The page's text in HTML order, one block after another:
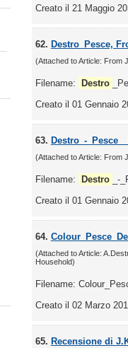
Creato il 21 Maggio
62. Destro_Pesce,
(Attached to Article: From
Filename: Destro
Creato il 01 Gennaio
63. Destro_-
(Attached to Article: From
Filename: Destro
_-
Creato il 01 Gennaio
64.
(Attached to Article:
Household)
Filename:
Creato il 02 Marzo
65. Recensione di